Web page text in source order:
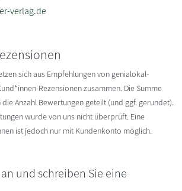
verlag.de
sich aus Empfehlungen von genialokal-
Rezensionen zusammen. Die Summe
Anzahl Bewertungen geteilt (und ggf. gerundet).
wurde von uns nicht überprüft. Eine
ist jedoch nur mit Kundenkonto möglich.
und schreiben Sie eine